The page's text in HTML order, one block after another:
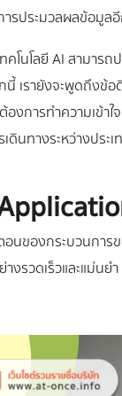
รประมวลผลข้อมูล
คโนโลยี AI สามา
รายังจะพูดถึงข้อ
การทำความเข้า
ดินทางระหว่างประเ
ตอนของกระบวนก
งรวดเร็วและแม่